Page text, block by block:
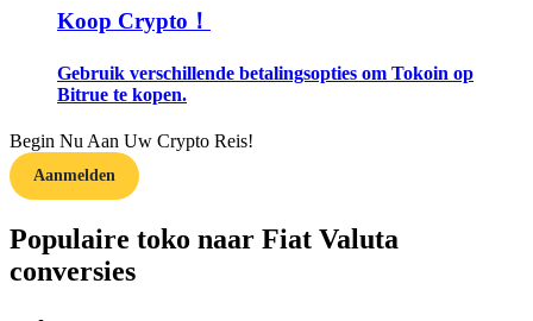
Handelsstrategieën
Leer hoe u winstgevend kunt blijven
Koop Crypto！
Gebruik verschillende betalingsopties om Tokoin op
Bitrue te kopen.
Begin Nu Aan Uw Crypto Reis!
Aanmelden
Populaire toko naar Fiat Valuta
conversies